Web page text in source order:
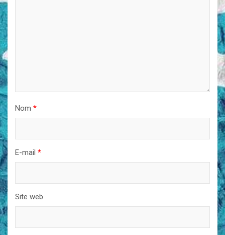
Nom *
E-mail *
Site web